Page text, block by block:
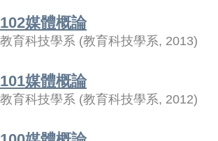
102媒體概論
教育科技學系 (教育科技學系, 2013)
101媒體概論
教育科技學系 (教育科技學系, 2012)